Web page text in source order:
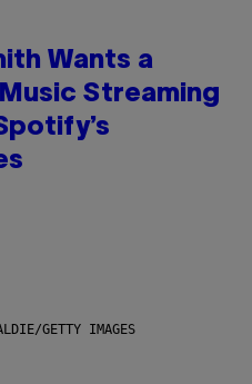
Wants a
Streaming
GETTY IMAGES